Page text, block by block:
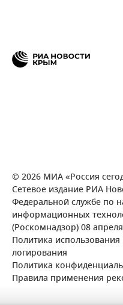
© 2026 МИА «Россия
Сетевое издание РИА
Федеральной службе по
информационных
(Роскомнадзор) 08
Политика
логирования
Политика
Правила применения